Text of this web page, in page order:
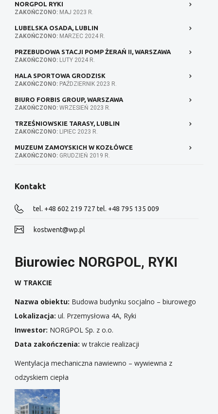
NORGPOL RYKI
ZAKOŃCZONO: MAJ 2023 R.
LUBELSKA OSADA, LUBLIN
ZAKOŃCZONO: MARZEC 2024 R.
PRZEBUDOWA STACJI POMP ŻERAŃ II, WARSZAWA
ZAKOŃCZONO: LUTY 2024 R.
HALA SPORTOWA GRODZISK
ZAKOŃCZONO: PAŹDZIERNIK 2023 R.
BIURO FORBIS GROUP, WARSZAWA
ZAKOŃCZONO: WRZESIEŃ 2023 R.
TRZEŚNIOWSKIE TARASY, LUBLIN
ZAKOŃCZONO: LIPIEC 2023 R.
MUZEUM ZAMOYSKICH W KOZŁÓWCE
ZAKOŃCZONO: GRUDZIEŃ 2019 R.
Kontakt
tel. +48 602 219 727 tel. +48 795 135 009
kostwent@wp.pl
Biurowiec NORGPOL, RYKI
W TRAKCIE
Nazwa obiektu: Budowa budynku socjalno – biurowego
Lokalizacja: ul. Przemysłowa 4A, Ryki
Inwestor: NORGPOL Sp. z o.o.
Data zakończenia: w trakcie realizacji
Wentylacja mechaniczna nawiewno – wywiewna z
odzyskiem ciepła